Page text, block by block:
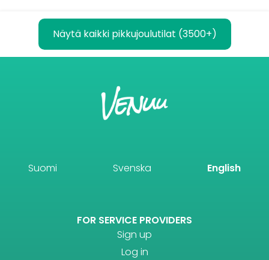
Näytä kaikki pikkujoulutilat (3500+)
Suomi Svenska English
FOR SERVICE PROVIDERS
Sign up
Log in